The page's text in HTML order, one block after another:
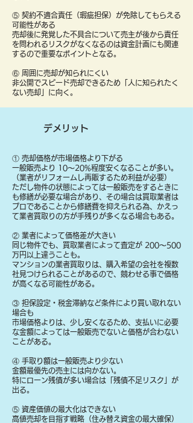
⑤ 契約不適合責任（瑕疵担保）が免除してもらえる
可能性がある
売却後に発覚した不具合について売主が後から責任
を問われるリスクがなくなるのは資金計画にも関連
するので重要なポイントとなる。
⑥ 周囲に売却が知られにくい
非公開でスピード売却できるため「人に知られたく
ない売却」に向く。
デメリット
① 売却価格が市場価格より下がる
一般販売より 10〜20%程度安くなることが多い。
（業者がリフォームし再販するため利益が必要）
ただし物件の状態によっては一般販売をするときに
も修繕が必要な場合があり、その場合は買取業者は
プロであることから修繕費を抑えられる為、かえっ
て業者買取りの方が手残りが多くなる場合もある。
② 業者によって価格差が大きい
同じ物件でも、買取業者によって査定が 200〜500
万円以上違うことも。
マンションの業者買取りは、購入希望の会社を複数
社見つけられることがあるので、競わせる事で価格
が高くなる可能性がある。
③ 担保設定・税金滞納など条件により買い取れない
場合も
​市場価格よりは、少し安くなるため、支払いに必要
な金額によっては一般販売でないと価格が合わない
ことがある。
④ 手取り額は一般販売より少ない
金額最優先の売主には向かない。
特にローン残債が多い場合は「残債不足リスク」が
出る。
⑤ 資産価値の最大化はできない
高値売却を目指す戦略（住み替え資金の最大確保）